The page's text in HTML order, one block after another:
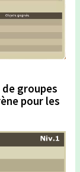
groupes
pour les